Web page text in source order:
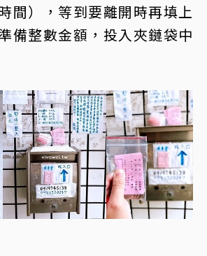
間），等到要離開時再填上
備整數金額，投入夾鏈袋中